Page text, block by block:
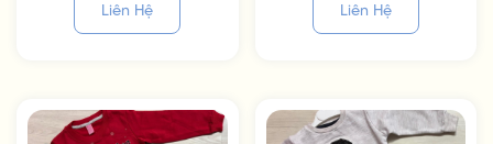
Liên Hệ Liên Hệ